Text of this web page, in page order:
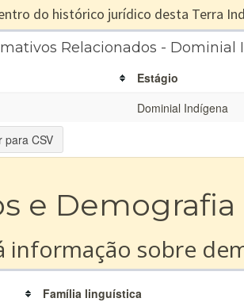
do histórico jurídico desta Terra
Relacionados - Dominial
Estágio
Dominial Indígena
para CSV
e Demografia
informação sobre
Família linguística